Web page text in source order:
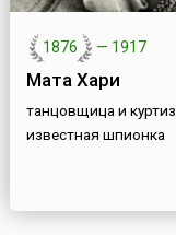
1876 — 1917
Мата Хари
танцовщица и
известная шпионка